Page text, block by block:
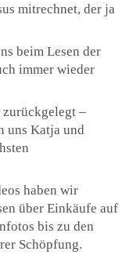
mitrechnet, der ja
beim Lesen der
immer wieder
zurückgelegt –
uns Katja und
haben wir
über Einkäufe auf
bis zu den
Schöpfung.